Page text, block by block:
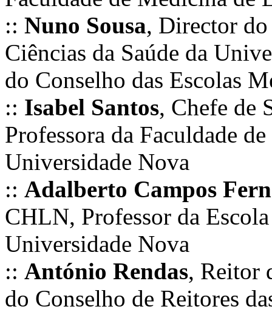
:: Nuno Sousa, Director
Ciências da Saúde da
do Conselho das Escolas
:: Isabel Santos, Chefe de
Professora da Faculdade
Universidade Nova
:: Adalberto Campos
CHLN, Professor da
Universidade Nova
:: António Rendas, Reitor
do Conselho de Reitores